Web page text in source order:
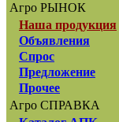
Агро РЫНОК
Наша продукция
Объявления
Спрос
Предложение
Прочее
Агро СПРАВКА